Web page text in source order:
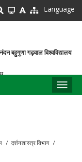
Language
विश्वविद्यालय
दर्शनशास्त्र विभाग